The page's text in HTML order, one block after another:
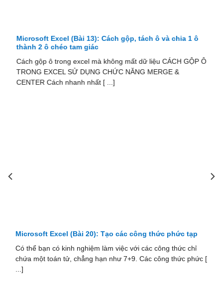
Microsoft Excel (Bài 13): Cách gộp, tách ô và chia 1 ô
thành 2 ô chéo tam giác
Cách gộp ô trong excel mà không mất dữ liệu CÁCH GỘP Ô
TRONG EXCEL SỬ DỤNG CHỨC NĂNG MERGE &
CENTER Cách nhanh nhất [ ...]
Microsoft Excel (Bài 19): Các ô tham chiếu tương đối và
Có hai loại tham chiếu ô: relative (tương đối) và absolute
(tuyệt đối). Các tài liệu tham chiếu tương đối và tuyệt đối